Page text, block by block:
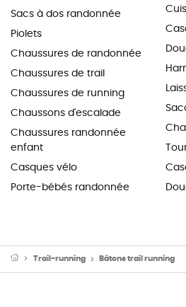
Sacs à dos randonnée
Piolets
Chaussures de randonnée
Chaussures de trail
Chaussures de running
Chaussons d'escalade
Chaussures randonnée
enfant
Casques vélo
Porte-bébés randonnée
Trail-running Bâtons trail running